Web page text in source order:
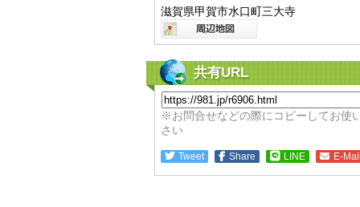
滋賀県甲賀市水口町三大寺
共有URL
※お問合せなどの際にコピーしてお使
さい
Tweet Share LINE E-